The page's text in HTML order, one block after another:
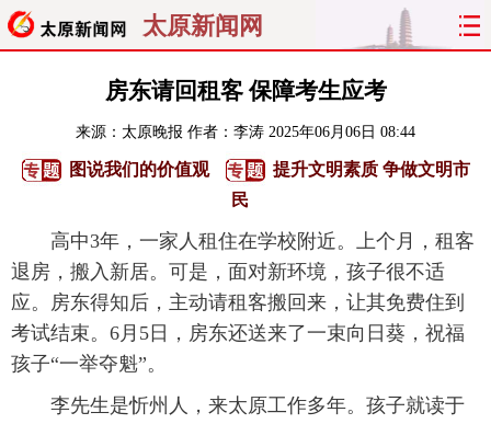
太原新闻网
聚焦 太原
经济 关注 文明 出行
旅游 理财 政务 教育
看天下 晋月读 最太原 网罗民生
太原日报
房东请回租客 保障考生应考
来源： 太原晚报 作者：李涛 2025年06月06日 08:44
图说我们的价值观
提升文明素质 争做文明市
民
高中3年，一家人租住在学校附近。上个月，租客
退房，搬入新居。可是，面对新环境，孩子很不适
应。房东得知后，主动请租客搬回来，让其免费住到
考试结束。6月5日，房东还送来了一束向日葵，祝福
孩子“一举夺魁”。
李先生是忻州人，来太原工作多年。孩子就读于